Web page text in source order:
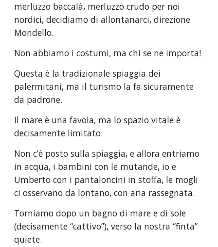
merluzzo baccalà, merluzzo crudo per noi
nordici, decidiamo di allontanarci, direzione
Mondello.
Non abbiamo i costumi, ma chi se ne importa!
Questa è la tradizionale spiaggia dei
palermitani, ma il turismo la fa sicuramente
da padrone.
Il mare è una favola, ma lo spazio vitale è
decisamente limitato.
Non c’è posto sulla spiaggia, e allora entriamo
in acqua, i bambini con le mutande, io e
Umberto con i pantaloncini in stoffa, le mogli
ci osservano da lontano, con aria rassegnata.
Torniamo dopo un bagno di mare e di sole
(decisamente “cattivo”), verso la nostra “finta”
quiete.